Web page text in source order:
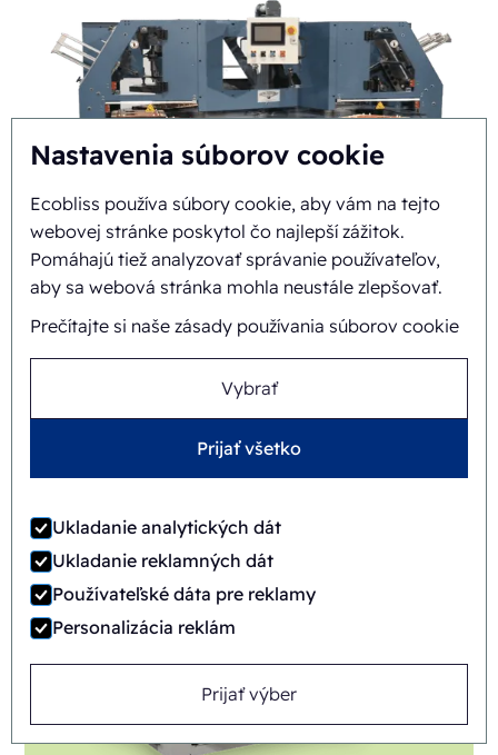
Nastavenia súborov cookie
Ecobliss používa súbory cookie, aby vám na tejto
webovej stránke poskytol čo najlepší zážitok.
Pomáhajú tiež analyzovať správanie používateľov,
aby sa webová stránka mohla neustále zlepšovať.
Prečítajte si naše zásady používania súborov cookie
Vybrať
Prijať všetko
Ukladanie analytických dát
Ukladanie reklamných dát
Používateľské dáta pre reklamy
Personalizácia reklám
Prijať výber
FAB8-1824-3